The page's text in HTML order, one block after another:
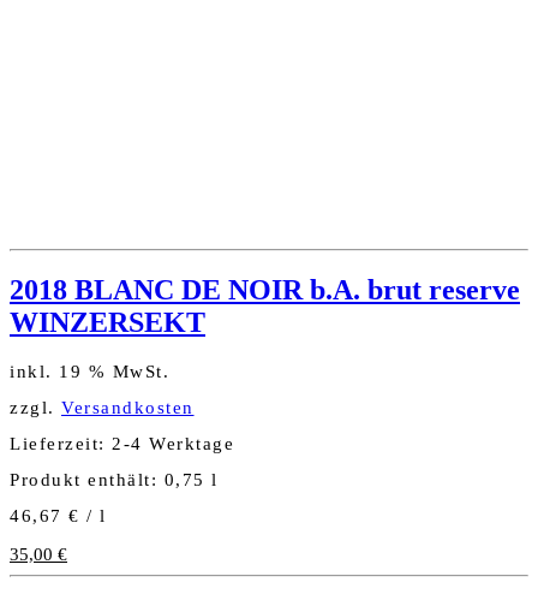
2018 BLANC DE NOIR b.A. brut reserve
WINZERSEKT
inkl. 19 % MwSt.
zzgl. Versandkosten
Lieferzeit: 2-4 Werktage
Produkt enthält: 0,75 l
46,67 € / l
35,00 €